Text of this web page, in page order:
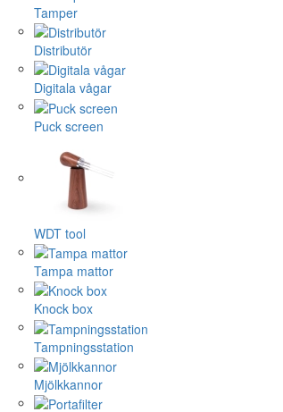
Tamper
Distributör
Digitala vågar
Puck screen
WDT tool
Tampa mattor
Knock box
Tampningsstation
Mjölkkannor